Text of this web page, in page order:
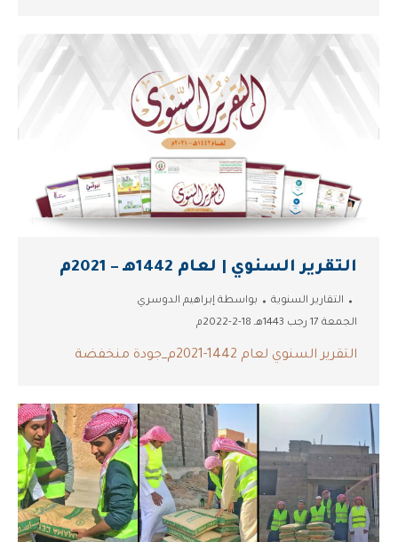
التقرير السنوي | لعام 1442هـ – 2021م
التقارير السنوية بواسطة إبراهيم الدوسري
الجمعة 17 رجب 1443هـ 18-2-2022م
التقرير السنوي لعام 1442-2021م_جودة منخفضة